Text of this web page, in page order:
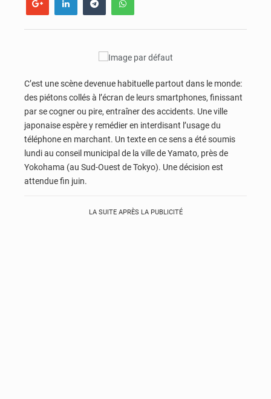
C’est une scène devenue habituelle partout dans le monde:
des piétons collés à l’écran de leurs smartphones, finissant
par se cogner ou pire, entraîner des accidents. Une ville
japonaise espère y remédier en interdisant l’usage du
téléphone en marchant. Un texte en ce sens a été soumis
lundi au conseil municipal de la ville de Yamato, près de
Yokohama (au Sud-Ouest de Tokyo). Une décision est
attendue fin juin.
LA SUITE APRÈS LA PUBLICITÉ